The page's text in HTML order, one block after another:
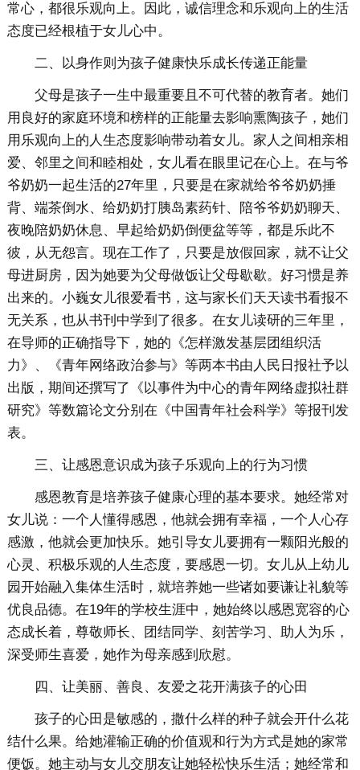
常心，都很乐观向上。因此，诚信理念和乐观向上的生活
态度已经根植于女儿心中。
二、以身作则为孩子健康快乐成长传递正能量
父母是孩子一生中最重要且不可代替的教育者。她们
用良好的家庭环境和榜样的正能量去影响熏陶孩子，她们
用乐观向上的人生态度影响带动着女儿。家人之间相亲相
爱、邻里之间和睦相处，女儿看在眼里记在心上。在与爷
爷奶奶一起生活的27年里，只要是在家就给爷爷奶奶捶
背、端茶倒水、给奶奶打胰岛素药针、陪爷爷奶奶聊天、
夜晚陪奶奶休息、早起给奶奶倒便盆等等，都是乐此不
彼，从无怨言。现在工作了，只要是放假回家，就不让父
母进厨房，因为她要为父母做饭让父母歇歇。好习惯是养
出来的。小巍女儿很爱看书，这与家长们天天读书看报不
无关系，也从书刊中学到了很多。在女儿读研的三年里，
在导师的正确指导下，她的《怎样激发基层团组织活
力》、《青年网络政治参与》等两本书由人民日报社予以
出版，期间还撰写了《以事件为中心的青年网络虚拟社群
研究》等数篇论文分别在《中国青年社会科学》等报刊发
表。
三、让感恩意识成为孩子乐观向上的行为习惯
感恩教育是培养孩子健康心理的基本要求。她经常对
女儿说：一个人懂得感恩，他就会拥有幸福，一个人心存
感激，他就会更加快乐。她引导女儿要拥有一颗阳光般的
心灵、积极乐观的人生态度，要感恩一切。女儿从上幼儿
园开始融入集体生活时，就培养她一些诸如要谦让礼貌等
优良品德。在19年的学校生涯中，她始终以感恩宽容的心
态成长着，尊敬师长、团结同学、刻苦学习、助人为乐，
深受师生喜爱，她作为母亲感到欣慰。
四、让美丽、善良、友爱之花开满孩子的心田
孩子的心田是敏感的，撒什么样的种子就会开什么花
结什么果。给她灌输正确的价值观和行为方式是她的家常
便饭。她主动与女儿交朋友让她轻松快乐生活；她经常和